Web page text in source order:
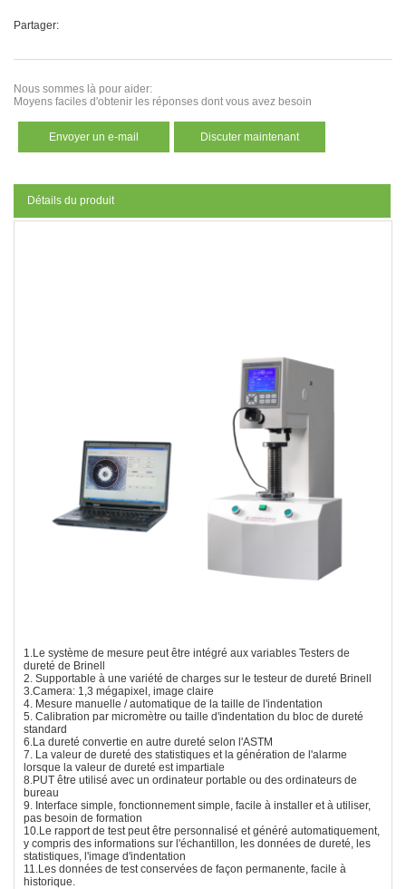
Partager:
Nous sommes là pour aider:
Moyens faciles d'obtenir les réponses dont vous avez besoin
Envoyer un e-mail Discuter maintenant
Détails du produit
1.Le système de mesure peut être intégré aux variables Testers de
dureté de Brinell
2. Supportable à une variété de charges sur le testeur de dureté Brinell
3.Camera: 1,3 mégapixel, image claire
4. Mesure manuelle / automatique de la taille de l'indentation
5. Calibration par micromètre ou taille d'indentation du bloc de dureté
standard
6.La dureté convertie en autre dureté selon l'ASTM
7. La valeur de dureté des statistiques et la génération de l'alarme
lorsque la valeur de dureté est impartiale
8.PUT être utilisé avec un ordinateur portable ou des ordinateurs de
bureau
9. Interface simple, fonctionnement simple, facile à installer et à utiliser,
pas besoin de formation
10.Le rapport de test peut être personnalisé et généré automatiquement,
y compris des informations sur l'échantillon, les données de dureté, les
statistiques, l'image d'indentation
11.Les données de test conservées de façon permanente, facile à
historique.